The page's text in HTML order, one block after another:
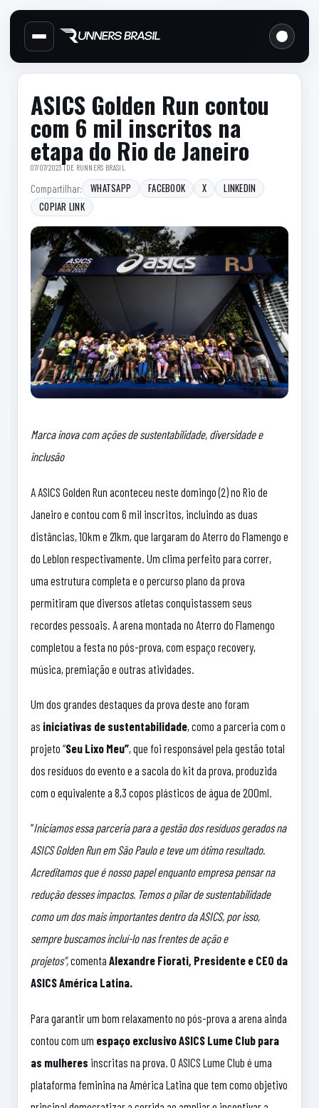
Cabecalho do site
Links
Menu lateral de secoes
Conteudo principal
Conteudo principal
ASICS Golden Run contou
com 6 mil inscritos na
etapa do Rio de Janeiro
07/07/2023 | DE RUNNERS BRASIL
Compartilhar: WHATSAPP FACEBOOK X
LINKEDIN
COPIAR LINK
Marca inova com ações de sustentabilidade, diversidade e
inclusão
A ASICS Golden Run aconteceu neste domingo (2) no Rio de
Janeiro e contou com 6 mil inscritos, incluindo as duas
distâncias, 10km e 21km, que largaram do Aterro do Flamengo e
do Leblon respectivamente. Um clima perfeito para correr,
uma estrutura completa e o percurso plano da prova
permitiram que diversos atletas conquistassem seus
recordes pessoais. A arena montada no Aterro do Flamengo
completou a festa no pós-prova, com espaço recovery,
música, premiação e outras atividades.
Um dos grandes destaques da prova deste ano foram
as iniciativas de sustentabilidade, como a parceria com o
projeto “Seu Lixo Meu”, que foi responsável pela gestão total
dos resíduos do evento e a sacola do kit da prova, produzida
com o equivalente a 8,3 copos plásticos de água de 200ml.
“Iniciamos essa parceria para a gestão dos resíduos gerados na
ASICS Golden Run em São Paulo e teve um ótimo resultado.
Acreditamos que é nosso papel enquanto empresa pensar na
redução desses impactos. Temos o pilar de sustentabilidade
como um dos mais importantes dentro da ASICS, por isso,
sempre buscamos incluí-lo nas frentes de ação e
projetos”,comenta Alexandre Fiorati, Presidente e CEO da
ASICS América Latina.
Para garantir um bom relaxamento no pós-prova a arena ainda
contou com um espaço exclusivo ASICS Lume Club para
as mulheres inscritas na prova. O ASICS Lume Club é uma
plataforma feminina na América Latina que tem como objetivo
Barra lateral